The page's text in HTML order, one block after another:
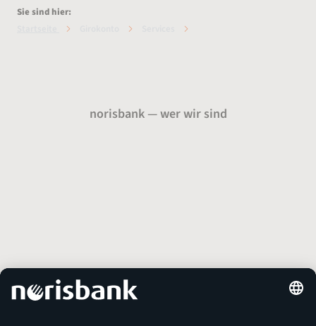
Sie sind hier:
norisbank — wer wir sind
Unsere Services